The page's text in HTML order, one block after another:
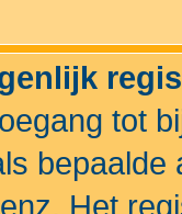
tot
Het